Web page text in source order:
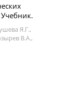
Я.Г.,
В.А.,